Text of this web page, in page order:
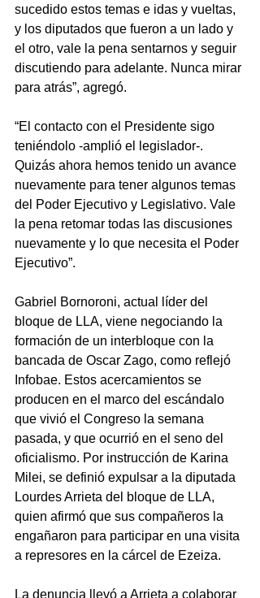
sucedido estos temas e idas y vueltas,
y los diputados que fueron a un lado y
el otro, vale la pena sentarnos y seguir
discutiendo para adelante. Nunca mirar
para atrás”, agregó.
“El contacto con el Presidente sigo
teniéndolo -amplió el legislador-.
Quizás ahora hemos tenido un avance
nuevamente para tener algunos temas
del Poder Ejecutivo y Legislativo. Vale
la pena retomar todas las discusiones
nuevamente y lo que necesita el Poder
Ejecutivo”.
Gabriel Bornoroni, actual líder del
bloque de LLA, viene negociando la
formación de un interbloque con la
bancada de Oscar Zago, como reflejó
Infobae. Estos acercamientos se
producen en el marco del escándalo
que vivió el Congreso la semana
pasada, y que ocurrió en el seno del
oficialismo. Por instrucción de Karina
Milei, se definió expulsar a la diputada
Lourdes Arrieta del bloque de LLA,
quien afirmó que sus compañeros la
engañaron para participar en una visita
a represores en la cárcel de Ezeiza.
La denuncia llevó a Arrieta a colaborar